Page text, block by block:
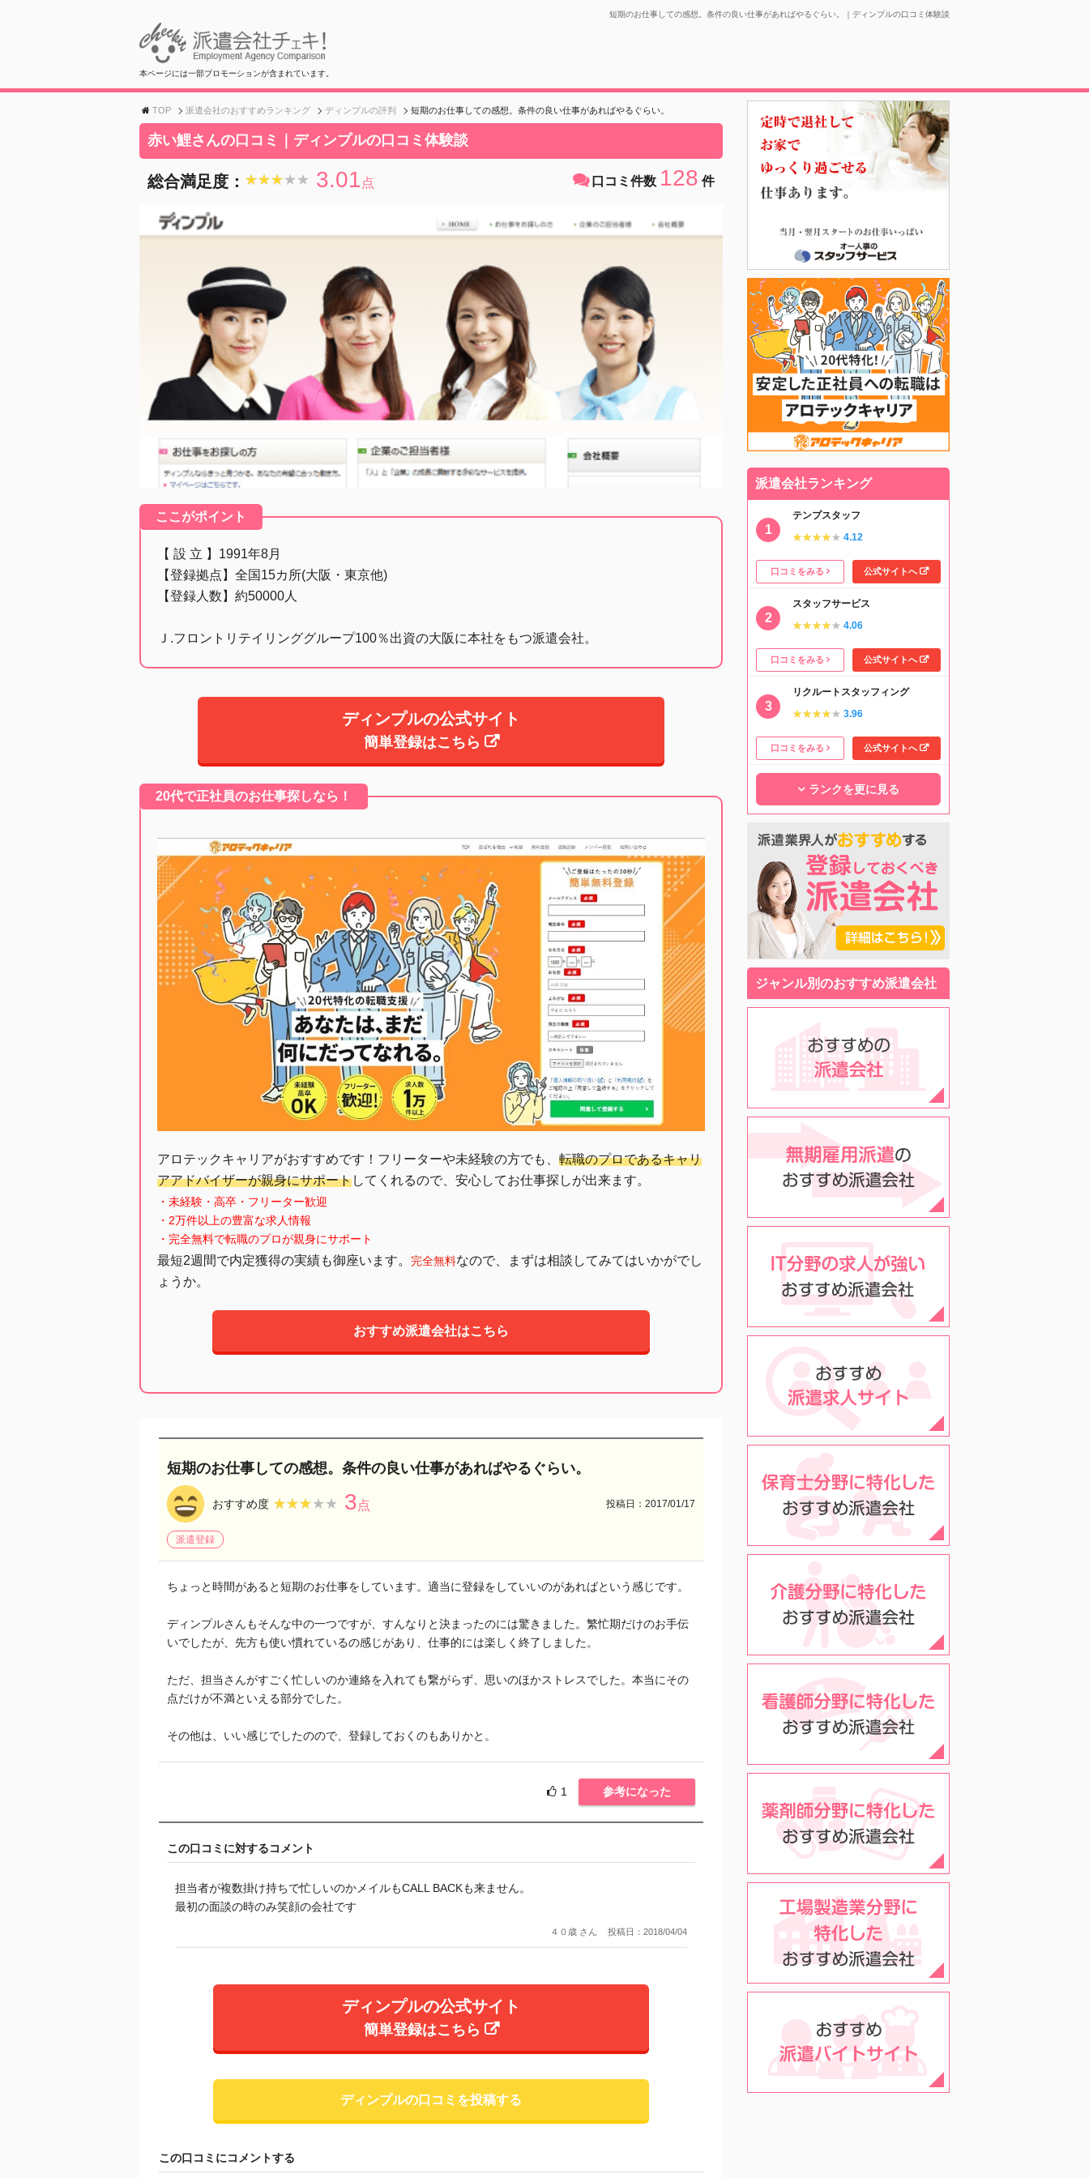
短期のお仕事しての感想。条件の良い仕事があればやるぐらい。｜ディンプルの口コミ体験談
本ページには一部プロモーションが含まれています。
TOP 派遣会社のおすすめランキング ディンプルの評判 短期のお仕事しての感想。条件の良い仕事があればやるぐらい。
赤い鯉さんの口コミ｜ディンプルの口コミ体験談
総合満足度： ★★★★★
★★★★★ 3.01点 口コミ件数 128 件
ここがポイント
【 設 立 】1991年8月
【登録拠点】全国15カ所(大阪・東京他)
【登録人数】約50000人
Ｊ.フロントリテイリンググループ100％出資の大阪に本社をもつ派遣会社。
ディンプルの公式サイト
簡単登録はこちら
20代で正社員のお仕事探しなら！
アロテックキャリアがおすすめです！フリーターや未経験の方でも、 転職のプロであるキャリ
アアドバイザーが親身にサポートしてくれるので、安心してお仕事探しが出来ます。
・未経験・高卒・フリーター歓迎
・2万件以上の豊富な求人情報
・完全無料で転職のプロが親身にサポート
最短2週間で内定獲得の実績も御座います。 完全無料なので、まずは相談してみてはいかがでし
ょうか。
おすすめ派遣会社はこちら
短期のお仕事しての感想。条件の良い仕事があればやるぐらい。
おすすめ度 ★★★★★
★★★★★ 3点 投稿日：2017/01/17
派遣登録
ちょっと時間があると短期のお仕事をしています。適当に登録をしていいのがあればという感じです。
ディンプルさんもそんな中の一つですが、すんなりと決まったのには驚きました。繁忙期だけのお手伝
いでしたが、先方も使い慣れているの感じがあり、仕事的には楽しく終了しました。
ただ、担当さんがすごく忙しいのか連絡を入れても繋がらず、思いのほかストレスでした。本当にその
点だけが不満といえる部分でした。
その他は、いい感じでしたのので、登録しておくのもありかと。
1 参考になった
この口コミに対するコメント
担当者が複数掛け持ちで忙しいのかメイルもCALL BACKも来ません。
最初の面談の時のみ笑顔の会社です
４０歳 さん 投稿日：2018/04/04
ディンプルの公式サイト
簡単登録はこちら
ディンプルの口コミを投稿する
この口コミにコメントする
派遣会社ランキング
テンプスタッフ
★★★★★
★★★★★ 4.12
口コミをみる 公式サイトへ
スタッフサービス
★★★★★
★★★★★ 4.06
口コミをみる 公式サイトへ
リクルートスタッフィング
★★★★★
★★★★★ 3.96
口コミをみる 公式サイトへ
ランクを更に見る
ジャンル別のおすすめ派遣会社